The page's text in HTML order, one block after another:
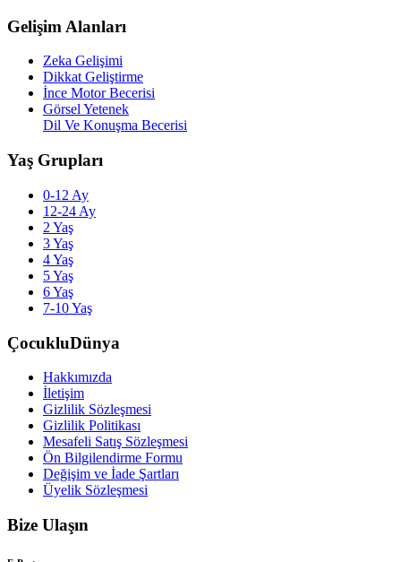
Gelişim Alanları
Zeka Gelişimi
Dikkat Geliştirme
İnce Motor Becerisi
Görsel Yetenek
Dil Ve Konuşma Becerisi
Yaş Grupları
0-12 Ay
12-24 Ay
2 Yaş
3 Yaş
4 Yaş
5 Yaş
6 Yaş
7-10 Yaş
ÇocukluDünya
Hakkımızda
İletişim
Gizlilik Sözleşmesi
Gizlilik Politikası
Mesafeli Satış Sözleşmesi
Ön Bilgilendirme Formu
Değişim ve İade Şartları
Üyelik Sözleşmesi
Bize Ulaşın